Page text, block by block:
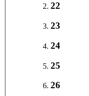
22
23
24
25
26